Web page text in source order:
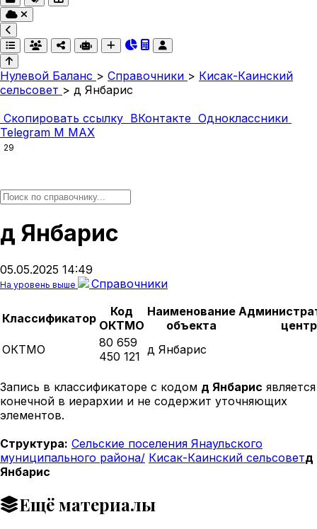
Нулевой Баланс > Справочники > Кисак-Каинский
сельсовет > д Янбарис
Скопировать ссылку ВКонтакте Одноклассники
Telegram M MAX
29
д Янбарис
05.05.2025 14:49
На уровень выше Справочники
Классификатор
Код
ОКТМО
Наименование
объекта
центр
ОКТМО
80 659
450 121 д Янбарис
Запись в классификаторе с кодом д Янбарис является
конечной в иерархии и не содержит уточняющих
элементов.
Структура: Сельские поселения Янаульского
муниципального района/ Кисак-Каинский сельсоветд
Янбарис
Ещё материалы